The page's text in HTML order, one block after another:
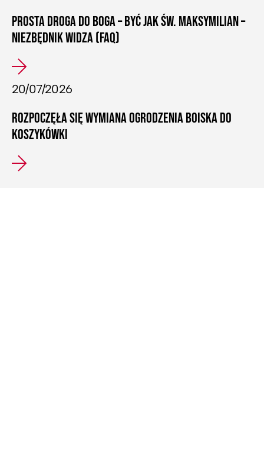
PROSTA DROGA DO BOGA – BYĆ JAK ŚW. MAKSYMILIAN –
NIEZBĘDNIK WIDZA (FAQ)
20/07/2026
ROZPOCZĘŁA SIĘ WYMIANA OGRODZENIA BOISKA DO
KOSZYKÓWKI